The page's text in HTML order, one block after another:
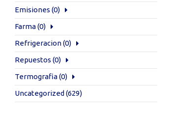
Emisiones (0)
Farma(0)
Refrigeracion(0)
Repuestos (0)
Termografia(0)
Uncategorized (629)